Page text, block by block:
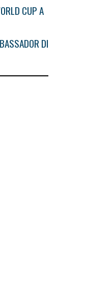
CUP A
DI